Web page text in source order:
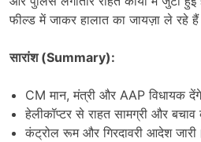
फील्ड में जाकर हालात का जायज़ा ले रहे
सारांश (Summary):
CM मान, मंत्री और AAP विधायक
हेलीकॉप्टर से राहत सामग्री और बचाव
कंट्रोल रूम और गिरदावरी आदेश जारी।